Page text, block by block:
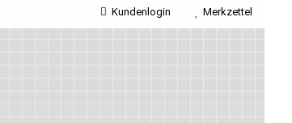
Kundenlogin Merkzettel